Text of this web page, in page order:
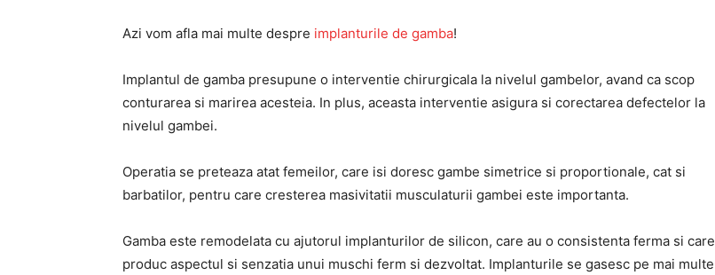
Azi vom afla mai multe despre implanturile de gamba!
Implantul de gamba presupune o interventie chirurgicala la nivelul gambelor, avand ca scop
conturarea si marirea acesteia. In plus, aceasta interventie asigura si corectarea defectelor la
nivelul gambei.
Operatia se preteaza atat femeilor, care isi doresc gambe simetrice si proportionale, cat si
barbatilor, pentru care cresterea masivitatii musculaturii gambei este importanta.
Gamba este remodelata cu ajutorul implanturilor de silicon, care au o consistenta ferma si care
produc aspectul si senzatia unui muschi ferm si dezvoltat. Implanturile se gasesc pe mai multe